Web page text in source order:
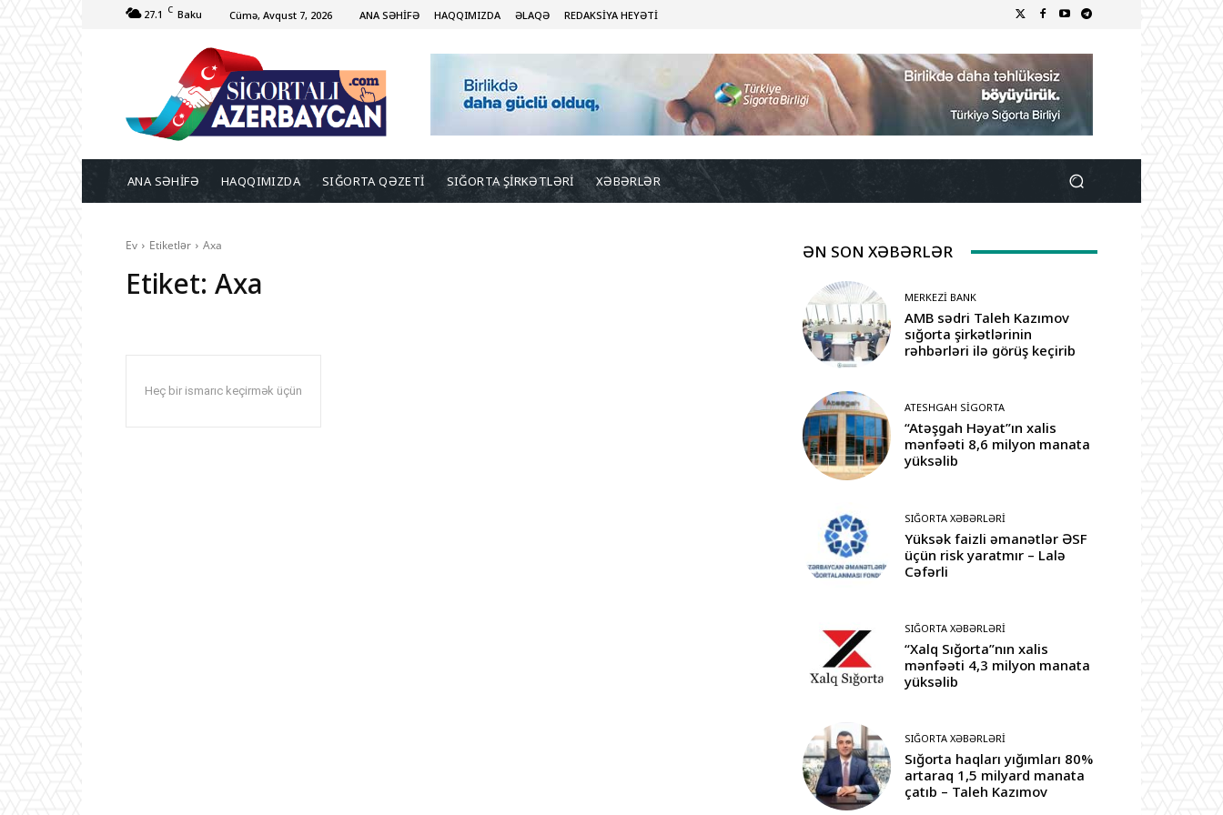
27.1 C Baku Cümə, Avqust 7, 2026 ANA SƏHİFƏ HAQQIMIZDA ƏLAQƏ REDAKSİYA HEYƏTİ
ANA SƏHİFƏ HAQQIMIZDA SIĞORTA QƏZETİ SIĞORTA ŞİRKƏTLƏRİ XƏBƏRLƏR
Ev Etiketlər Axa
Etiket: Axa
Heç bir ismarıc keçirmək üçün
ƏN SON XƏBƏRLƏR
MERKEZI BANK
AMB sədri Taleh Kazımov
sığorta şirkətlərinin
rəhbərləri ilə görüş keçirib
ATESHGAH SIGORTA
“Atəşgah Həyat”ın xalis
mənfəəti 8,6 milyon manata
yüksəlib
SIĞORTA XƏBƏRLƏRI
Yüksək faizli əmanətlər ƏSF
üçün risk yaratmır – Lalə
Cəfərli
SIĞORTA XƏBƏRLƏRI
“Xalq Sığorta”nın xalis
mənfəəti 4,3 milyon manata
yüksəlib
SIĞORTA XƏBƏRLƏRI
Sığorta haqları yığımları 80%
artaraq 1,5 milyard manata
çatıb – Taleh Kazımov